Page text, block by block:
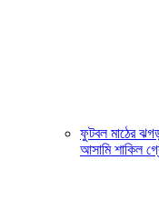
ফুটবল মাঠের
আসামি শাকিল